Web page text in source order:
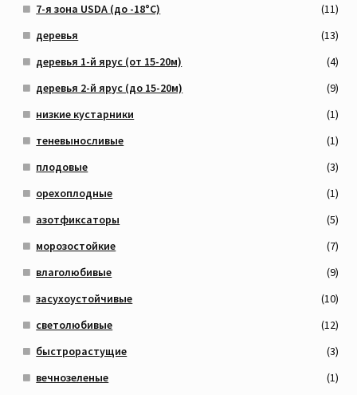
7-я зона USDA (до -18°C)
(11)
деревья
(13)
деревья 1-й ярус (от 15-20м)
(4)
деревья 2-й ярус (до 15-20м)
(9)
низкие кустарники
(1)
теневыносливые
(1)
плодовые
(3)
орехоплодные
(1)
азотфиксаторы
(5)
морозостойкие
(7)
влаголюбивые
(9)
засухоустойчивые
(10)
светолюбивые
(12)
быстрорастущие
(3)
вечнозеленые
(1)